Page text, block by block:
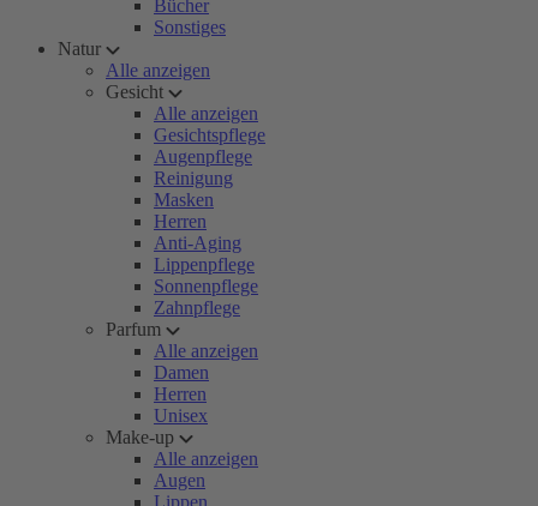
Bücher
Sonstiges
Natur
Alle anzeigen
Gesicht
Alle anzeigen
Gesichtspflege
Augenpflege
Reinigung
Masken
Herren
Anti-Aging
Lippenpflege
Sonnenpflege
Zahnpflege
Parfum
Alle anzeigen
Damen
Herren
Unisex
Make-up
Alle anzeigen
Augen
Lippen